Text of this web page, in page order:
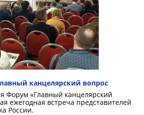
канцелярский вопрос
Форум «Главный канцелярский
ежегодная встреча представителей
России.